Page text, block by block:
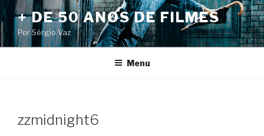
Pular
para
o
conteúdo
+ DE 50 ANOS DE FILMES
Por Sérgio Vaz
Menu
zzmidnight6